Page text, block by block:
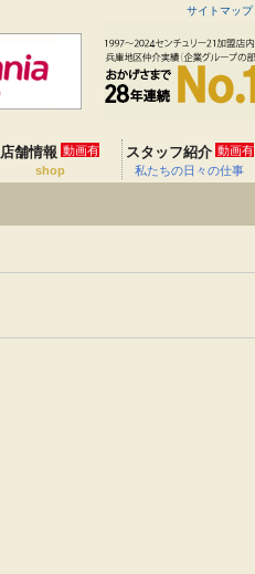
サイトマップ
店舗情報 動画有
shop
スタッフ紹介 動画有
私たちの日々の仕事